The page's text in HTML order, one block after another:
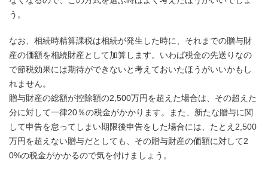
う。
なお、相続時精算課税は相続が発生した時に、それまでの贈与財
産の価額を相続財産として加算します。いわば税金の先送りなの
で節税効果には期待ができないと考えておいたほうがいいかもし
れません。
贈与財産の総額が控除額の2,500万円を超えた場合は、その超えた
分に対して一律20％の税金がかかります。また、新たな贈与に関
して申告を怠ってしまい期限後申告をした場合には、たとえ2,500
万円を超えない贈与だとしても、その贈与財産の価額に対して2
0%の税金がかかるので気を付けましょう。